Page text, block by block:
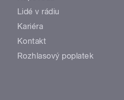
Lidé v rádiu
Kariéra
Kontakt
Rozhlasový poplatek